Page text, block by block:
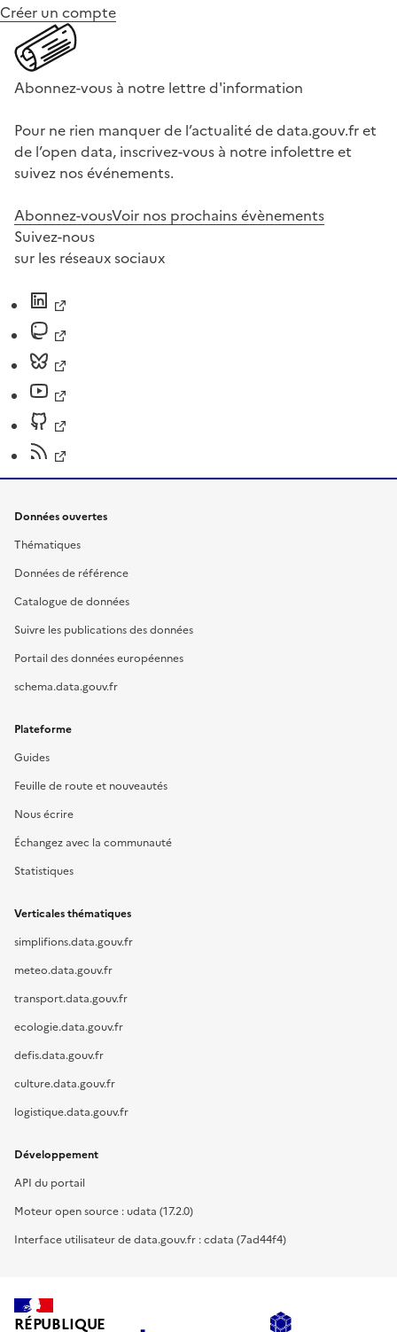
Créer un compte
Abonnez-vous à notre lettre d'information
Pour ne rien manquer de l’actualité de data.gouv.fr et
de l’open data, inscrivez-vous à notre infolettre et
suivez nos événements.
Abonnez-vousVoir nos prochains évènements
Suivez-nous
sur les réseaux sociaux
Données ouvertes
Thématiques
Données de référence
Catalogue de données
Suivre les publications des données
Portail des données européennes
schema.data.gouv.fr
Plateforme
Guides
Feuille de route et nouveautés
Nous écrire
Échangez avec la communauté
Statistiques
Verticales thématiques
simplifions.data.gouv.fr
meteo.data.gouv.fr
transport.data.gouv.fr
ecologie.data.gouv.fr
defis.data.gouv.fr
culture.data.gouv.fr
logistique.data.gouv.fr
Développement
API du portail
Moteur open source : udata (17.2.0)
Interface utilisateur de data.gouv.fr : cdata (7ad44f4)
RÉPUBLIQUE